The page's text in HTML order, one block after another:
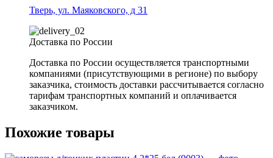
Тверь, ул. Маяковского, д 31
Доставка по России
Доставка по России осуществляется транспортными
компаниями (присутствующими в регионе) по выбору
заказчика, стоимость доставки рассчитывается согласно
тарифам транспортных компаний и оплачивается
заказчиком.
Похожие товары